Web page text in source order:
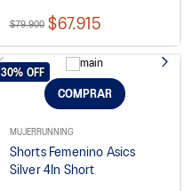
$79.900 $67.915
COMPRAR
MUJERRUNNING
Shorts Femenino Asics
Silver 4In Short
30% OFF